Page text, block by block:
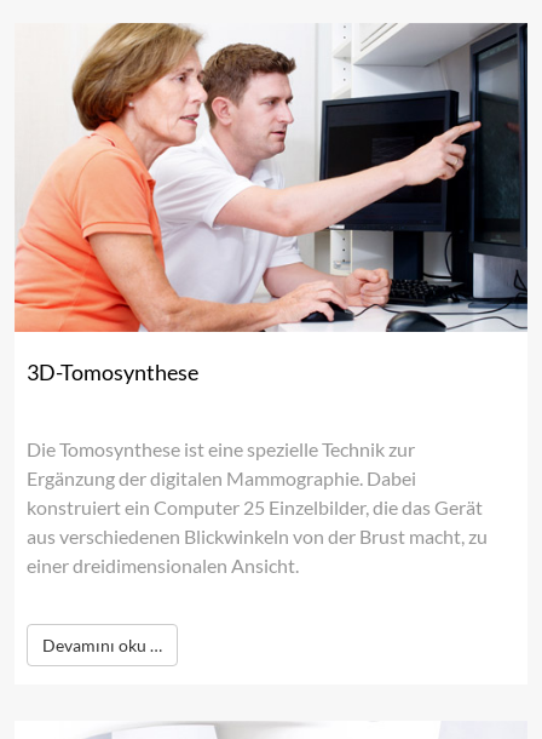
3D-Tomosynthese
Die Tomosynthese ist eine spezielle Technik zur
Ergänzung der digitalen Mammographie. Dabei
konstruiert ein Computer 25 Einzelbilder, die das Gerät
aus verschiedenen Blickwinkeln von der Brust macht, zu
einer dreidimensionalen Ansicht.
Devamını oku …